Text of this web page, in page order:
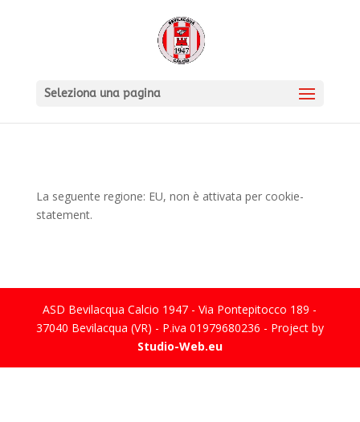
Seleziona una pagina
La seguente regione: EU, non è attivata per cookie-
statement.
ASD Bevilacqua Calcio 1947 - Via Pontepitocco 189 -
37040 Bevilacqua (VR) - P.iva 01979680236 - Project by
Studio-Web.eu